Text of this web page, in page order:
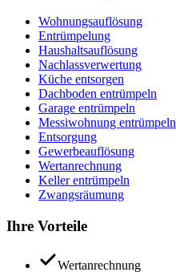
Wohnungsauflösung
Entrümpelung
Haushaltsauflösung
Nachlassverwertung
Küche entsorgen
Dachboden entrümpeln
Garage entrümpeln
Messiwohnung entrümpeln
Entsorgung
Gewerbeauflösung
Wertanrechnung
Keller entrümpeln
Zwangsräumung
Ihre Vorteile
Wertanrechnung